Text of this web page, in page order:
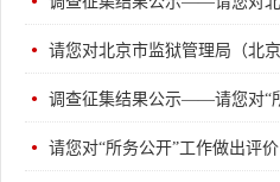
请您对“所务公开”工作做出评价